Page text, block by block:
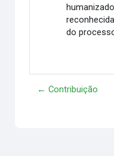
do
← Contribuição